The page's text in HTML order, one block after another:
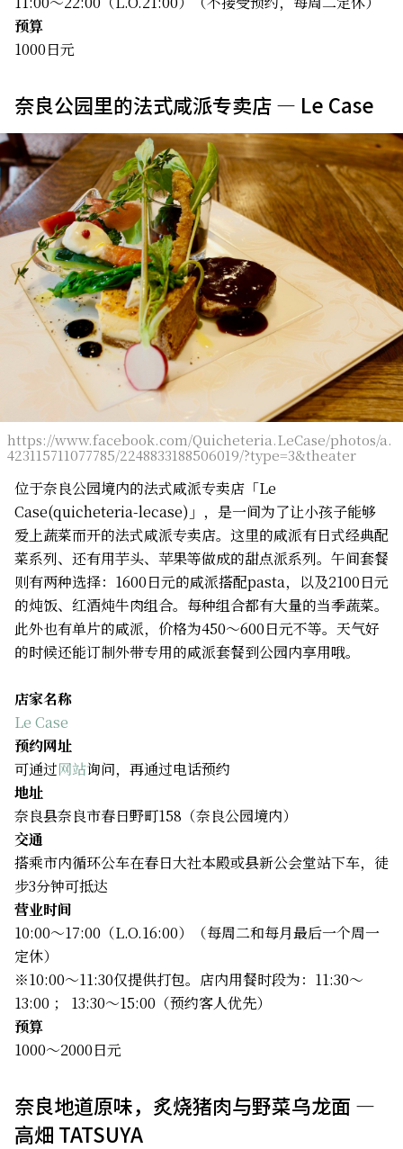
预算
1000日元
奈良公园里的法式咸派专卖店 — Le Case
https://www.facebook.com/Quicheteria.LeCase/photos/a.
423115711077785/2248833188506019/?type=3&theater
位于奈良公园境内的法式咸派专卖店「Le
Case(quicheteria-lecase)」，是一间为了让小孩子能够
爱上蔬菜而开的法式咸派专卖店。这里的咸派有日式经典配
菜系列、还有用芋头、苹果等做成的甜点派系列。午间套餐
则有两种选择：1600日元的咸派搭配pasta，以及2100日元
的炖饭、红酒炖牛肉组合。每种组合都有大量的当季蔬菜。
此外也有单片的咸派，价格为450～600日元不等。天气好
的时候还能订制外带专用的咸派套餐到公园内享用哦。
店家名称
Le Case
预约网址
可通过网站询问，再通过电话预约
地址
奈良县奈良市春日野町158（奈良公园境内）
交通
搭乘市内循环公车在春日大社本殿或县新公会堂站下车，徒
步3分钟可抵达
营业时间
10:00～17:00（L.O.16:00）（每周二和每月最后一个周一
定休）
※10:00～11:30仅提供打包。店内用餐时段为：11:30～
13:00 ； 13:30～15:00（预约客人优先）
预算
1000～2000日元
奈良地道原味，炙烧猪肉与野菜乌龙面 —
高畑 TATSUYA